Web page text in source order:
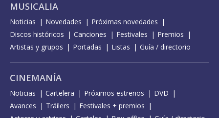
MUSICALIA
Noticias Novedades
Próximas novedades
Discos históricos
Canciones Festivales
Premios
Artistas y grupos
Portadas Listas Guía / directorio
CINEMANÍA
Noticias Cartelera Próximos estrenos
DVD
Avances
Tráilers
Festivales + premios